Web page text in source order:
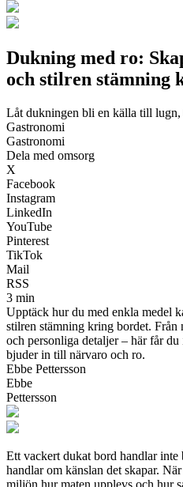
Dukning med ro:
och stilren stämning
Låt dukningen bli en källa till
Gastronomi
Gastronomi
Dela med omsorg
X
Facebook
Instagram
LinkedIn
YouTube
Pinterest
TikTok
Mail
RSS
3 min
Upptäck hur du med enkla medel
stilren stämning kring bordet.
och personliga detaljer – här får
bjuder in till närvaro och ro.
Ebbe Pettersson
Ebbe
Pettersson
Ett vackert dukat bord handlar inte
handlar om känslan det skapar.
miljön hur maten upplevs och hur